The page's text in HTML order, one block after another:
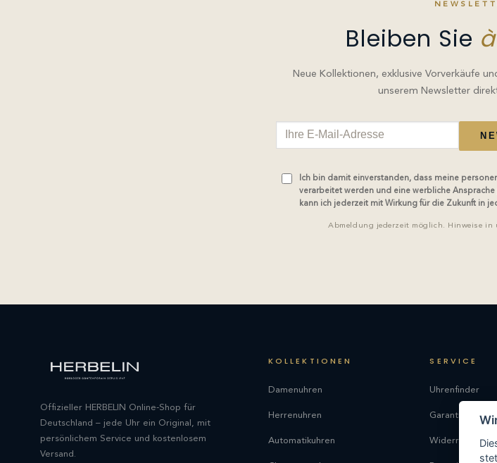
Bleiben Sie
Neue Kollektionen, exklusive Vorverkäufe
unserem Newsletter
Ich bin damit einverstanden, dass meine
verarbeitet werden und eine werbliche
kann ich jederzeit mit Wirkung für die Zukunft in
Abmeldung jederzeit möglich. Hinweise in
Offizieller HERBELIN Online-Shop für
Deutschland – jede Uhr ein Original, mit
persönlichem Service und kostenlosem
Versand.
KOLLEKTIONEN
Damenuhren
Herrenuhren
Automatikuhren
SERVICE
Uhrenfinder
Garantie
Widerrufsrecht